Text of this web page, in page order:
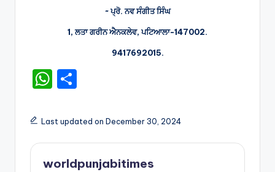
~ ਪ੍ਰੋ. ਨਵ ਸੰਗੀਤ ਸਿੰਘ
1, ਲਤਾ ਗਰੀਨ ਐਨਕਲੇਵ, ਪਟਿਆਲਾ-147002.
9417692015.
W
a
ts
A
ar
e
Last updated on December 30, 2024
worldpunjabitimes